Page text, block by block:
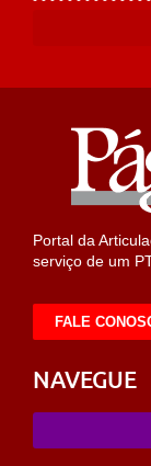
Portal da
serviço de um
FALE
NAVEGUE